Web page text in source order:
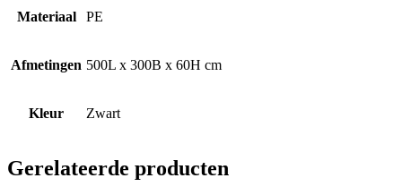
Materiaal PE
Afmetingen 500L x 300B x 60H cm
Kleur Zwart
Gerelateerde producten